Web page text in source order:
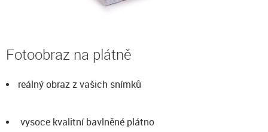
Fotoobraz na plátně
reálný obraz z vašich snímků
vysoce kvalitní bavlněné plátno